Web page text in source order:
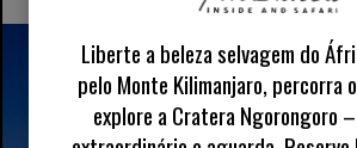
Liberte a beleza selvagem do
pelo Monte Kilimanjaro, percorra
explore a Cratera Ngorongoro